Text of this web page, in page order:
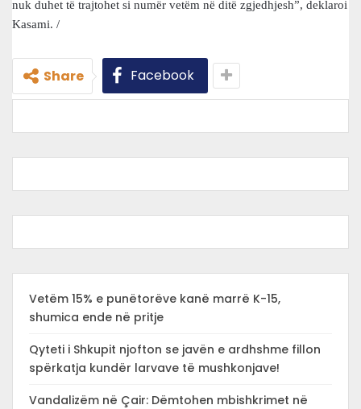
nuk duhet të trajtohet si numër vetëm në ditë zgjedhjesh”, deklaroi
Kasami. /
Share Facebook
Vetëm 15% e punëtorëve kanë marrë K-15,
shumica ende në pritje
Qyteti i Shkupit njofton se javën e ardhshme fillon
spërkatja kundër larvave të mushkonjave!
Vandalizëm në Çair: Dëmtohen mbishkrimet në